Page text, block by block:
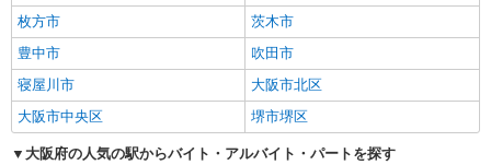
枚方市
茨木市
豊中市
吹田市
寝屋川市
大阪市北区
大阪市中央区
堺市堺区
大阪府の人気の駅からバイト・アルバイト・パートを探す